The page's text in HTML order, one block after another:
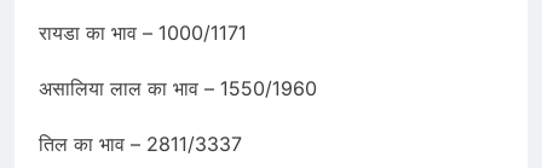
रायडा का भाव – 1000/1171
असालिया लाल का भाव – 1550/1960
तिल का भाव – 2811/3337